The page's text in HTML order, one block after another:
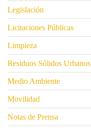
Legislación
Licitaciones Públicas
Limpieza
Residuos Sólidos Urbanos
Medio Ambiente
Movilidad
Notas de Prensa